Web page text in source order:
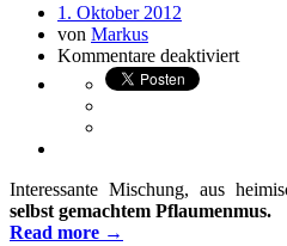
1. Oktober 2012
von Markus
Kommentare deaktiviert
Interessante Mischung, aus
selbst gemachtem Pflaumenmus.
Read more →